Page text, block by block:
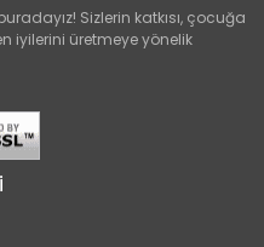
Sizlerin katkısı, çocuğa
iyilerini üretmeye yönelik